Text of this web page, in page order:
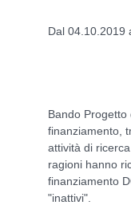
Dal 04.10.2019
Bando
finanziamento,
attività di
ragioni hanno
finanziamento
"inattivi".